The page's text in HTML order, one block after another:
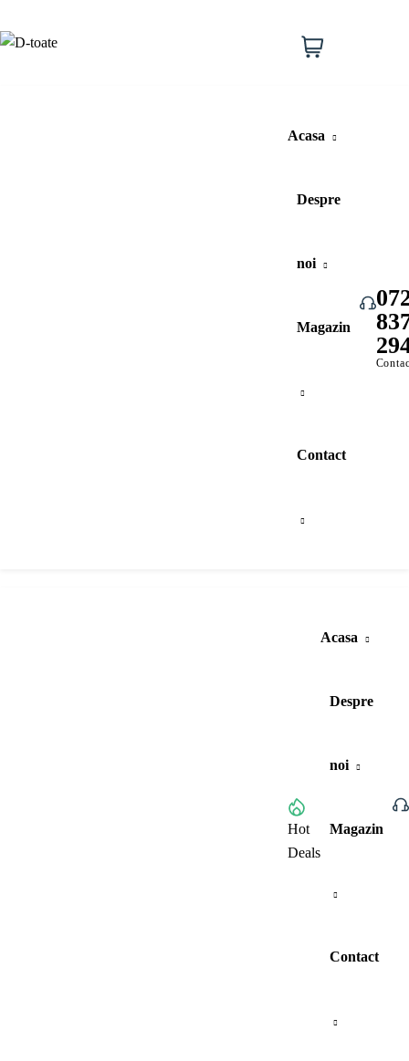
0
Acasa
Despre
noi
Magazin
Contact
Hot
Deals
Acasa
Despre
noi
Magazin
Contact